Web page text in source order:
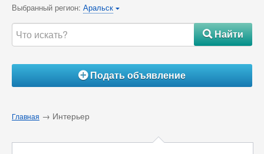
Выбранный регион: Аральск {
#Найти
ÁПодать объявление
Главная → Интерьер